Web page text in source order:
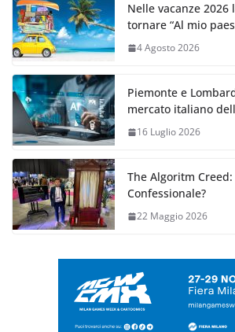
Nelle vacanze 2026
tornare “Al mio
4 Agosto 2026
Piemonte e
mercato italiano
16 Luglio 2026
The Algoritm
Confessionale?
22 Maggio 2026